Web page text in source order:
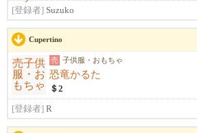
[登録者] Suzuko
Cupertino
売 子供服・おもちゃ
恐竜かるた
＄2
[登録者] R